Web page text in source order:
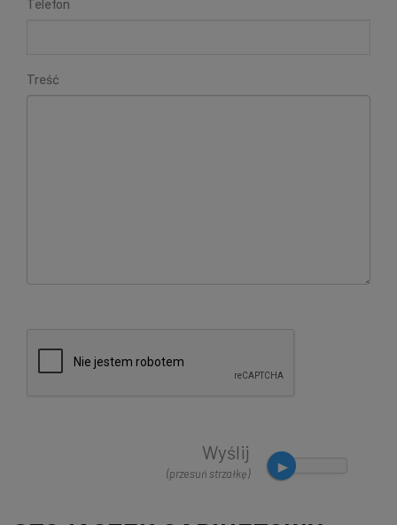
Telefon
Treść
Wyślij
(przesuń strzałkę)